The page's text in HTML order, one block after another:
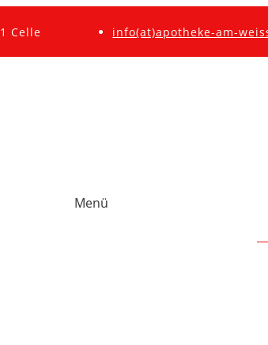
Celle info(at)apotheke-am-
Menü